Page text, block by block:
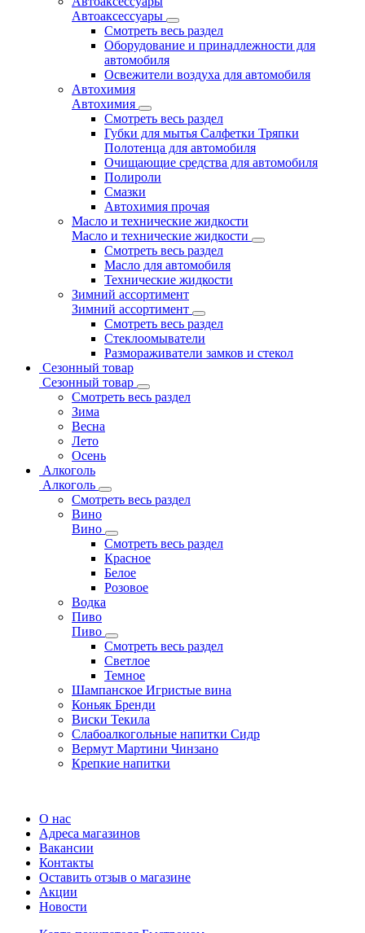
Автоаксессуары
Смотреть весь раздел
Оборудование и принадлежности для
автомобиля
Освежители воздуха для автомобиля
Автохимия
Автохимия
Смотреть весь раздел
Губки для мытья Салфетки Тряпки
Полотенца для автомобиля
Очищающие средства для автомобиля
Полироли
Смазки
Автохимия прочая
Масло и технические жидкости
Масло и технические жидкости
Смотреть весь раздел
Масло для автомобиля
Технические жидкости
Зимний ассортимент
Зимний ассортимент
Смотреть весь раздел
Стеклоомыватели
Размораживатели замков и стекол
Сезонный товар
Сезонный товар
Смотреть весь раздел
Зима
Весна
Лето
Осень
Алкоголь
Алкоголь
Смотреть весь раздел
Вино
Вино
Смотреть весь раздел
Красное
Белое
Розовое
Водка
Пиво
Пиво
Смотреть весь раздел
Cветлое
Темное
Шампанское Игристые вина
Коньяк Бренди
Виски Текила
Слабоалкогольные напитки Сидр
Вермут Мартини Чинзано
Крепкие напитки
О нас
Адреса магазинов
Вакансии
Контакты
Оставить отзыв о магазине
Акции
Новости